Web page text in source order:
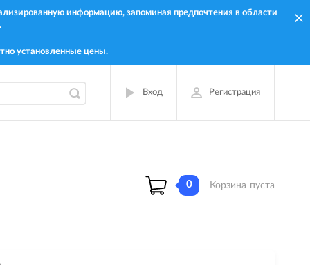
информацию, запоминая предпочтения в области
установленные цены.
Вход Регистрация
0 Корзина пуста